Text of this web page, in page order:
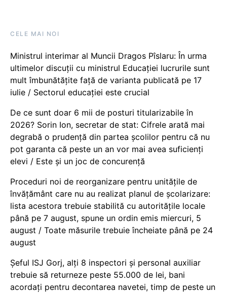
CELE MAI NOI
Ministrul interimar al Muncii Dragos Pîslaru: În urma
ultimelor discuții cu ministrul Educației lucrurile sunt
mult îmbunătățite față de varianta publicată pe 17
iulie / Sectorul educației este crucial
De ce sunt doar 6 mii de posturi titularizabile în
2026? Sorin Ion, secretar de stat: Cifrele arată mai
degrabă o prudență din partea școlilor pentru că nu
pot garanta că peste un an vor mai avea suficienți
elevi / Este și un joc de concurență
Proceduri noi de reorganizare pentru unitățile de
învățământ care nu au realizat planul de școlarizare:
lista acestora trebuie stabilită cu autoritățile locale
până pe 7 august, spune un ordin emis miercuri, 5
august / Toate măsurile trebuie încheiate până pe 24
august
Șeful ISJ Gorj, alți 8 inspectori și personal auxiliar
trebuie să returneze peste 55.000 de lei, bani
acordați pentru decontarea navetei, timp de peste un